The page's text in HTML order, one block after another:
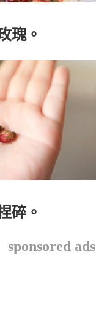
瑰。
碎。
sponsored ads